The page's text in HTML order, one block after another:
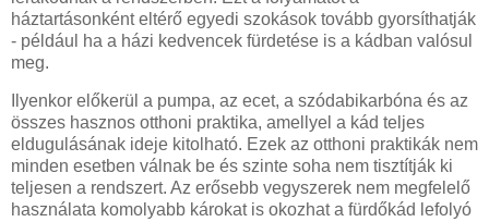
háztartásonként eltérő egyedi szokások tovább gyorsíthatják
- például ha a házi kedvencek fürdetése is a kádban valósul
meg.
Ilyenkor előkerül a pumpa, az ecet, a szódabikarbóna és az
összes hasznos otthoni praktika, amellyel a kád teljes
eldugulásának ideje kitolható. Ezek az otthoni praktikák nem
minden esetben válnak be és szinte soha nem tisztítják ki
teljesen a rendszert. Az erősebb vegyszerek nem megfelelő
használata komolyabb károkat is okozhat a fürdőkád lefolyó